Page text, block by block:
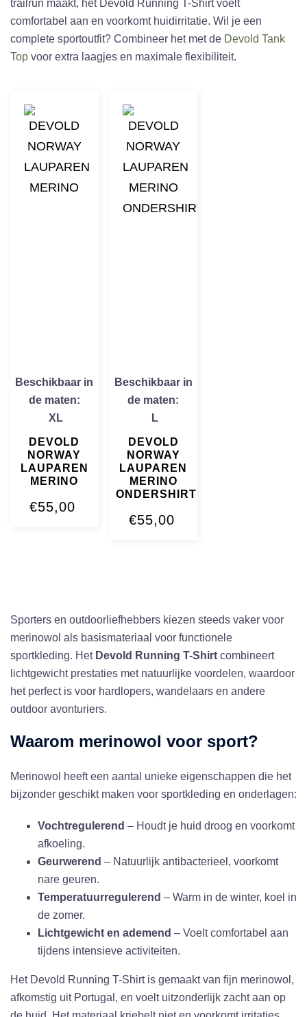
trailrun maakt, het Devold Running T-Shirt voelt
comfortabel aan en voorkomt huidirritatie. Wil je een
complete sportoutfit? Combineer het met de Devold Tank
Top voor extra laagjes en maximale flexibiliteit.
Beschikbaar in
de maten:
XL
DEVOLD
NORWAY
LAUPAREN
MERINO
€55,00
Beschikbaar in
de maten:
L
DEVOLD
NORWAY
LAUPAREN
MERINO
ONDERSHIRT
€55,00
Sporters en outdoorliefhebbers kiezen steeds vaker voor
merinowol als basismateriaal voor functionele
sportkleding. Het Devold Running T-Shirt combineert
lichtgewicht prestaties met natuurlijke voordelen, waardoor
het perfect is voor hardlopers, wandelaars en andere
outdoor avonturiers.
Waarom merinowol voor sport?
Merinowol heeft een aantal unieke eigenschappen die het
bijzonder geschikt maken voor sportkleding en onderlagen:
Vochtregulerend – Houdt je huid droog en voorkomt
afkoeling.
Geurwerend – Natuurlijk antibacterieel, voorkomt
nare geuren.
Temperatuurregulerend – Warm in de winter, koel in
de zomer.
Lichtgewicht en ademend – Voelt comfortabel aan
tijdens intensieve activiteiten.
Het Devold Running T-Shirt is gemaakt van fijn merinowol,
afkomstig uit Portugal, en voelt uitzonderlijk zacht aan op